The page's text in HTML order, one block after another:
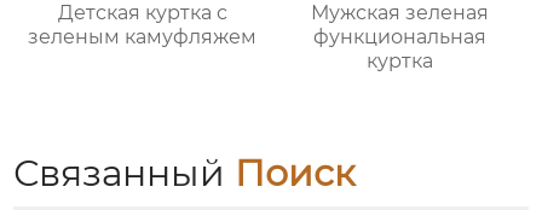
Детская куртка с
зеленым камуфляжем
Мужская зеленая
функциональная
куртка
Связанный Поиск